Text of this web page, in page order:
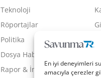
En iyi deneyimleri
amacıyla çerezler
Teknoloji
Röportajlar
Politika
Dosya Haber
Rapor & İnfografik